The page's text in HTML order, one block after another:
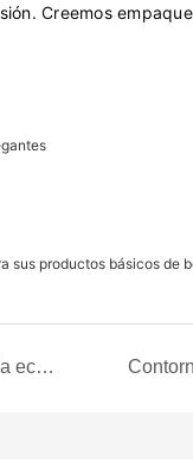
Creemos
sus productos básicos de
Embalaje económico: la caja de tubo redonda económica para prendas de vestir